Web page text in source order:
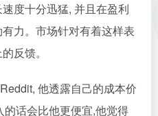
度十分迅猛, 并且在盈利
力。市场针对有着这样表
反馈。
他透露自己的成本价
话会比他更便宜,他觉得